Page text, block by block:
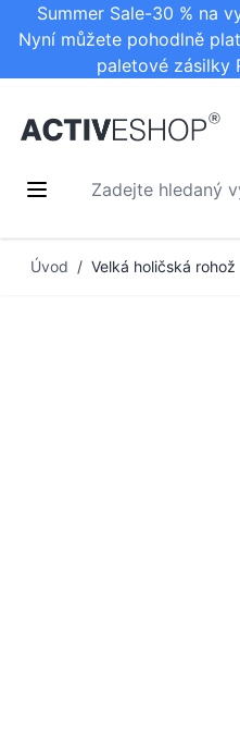
Summer Sale-30 % na
Nyní můžete pohodlně
paletové zásilky
Zadejte hledaný
Úvod / Velká holičská rohož